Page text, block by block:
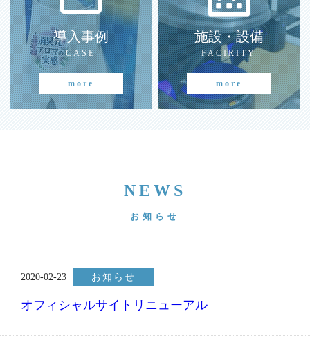
導入事例
CASE
more
施設・設備
FACIRITY
more
NEWS
お知らせ
2020-02-23 お知らせ
オフィシャルサイトリニューアル